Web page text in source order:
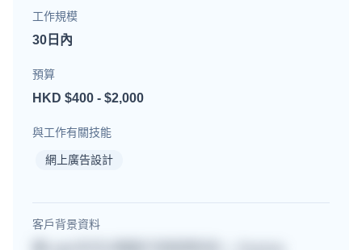
工作規模
30日內
預算
HKD $400 - $2,000
與工作有關技能
網上廣告設計
客戶背景資料